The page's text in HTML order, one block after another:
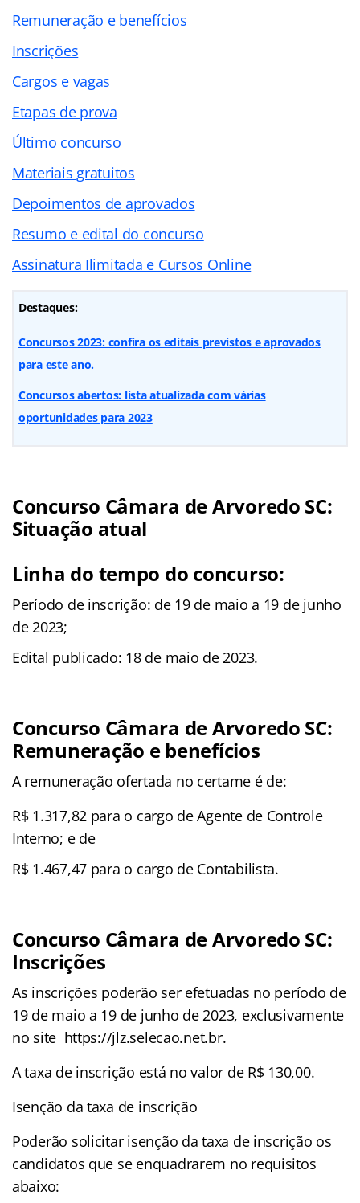
Remuneração e benefícios
Inscrições
Cargos e vagas
Etapas de prova
Último concurso
Materiais gratuitos
Depoimentos de aprovados
Resumo e edital do concurso
Assinatura Ilimitada e Cursos Online
Destaques:
Concursos 2023: confira os editais previstos e aprovados
para este ano.
Concursos abertos: lista atualizada com várias
oportunidades para 2023
Concurso Câmara de Arvoredo SC:
Situação atual
Linha do tempo do concurso:
Período de inscrição: de 19 de maio a 19 de junho
de 2023;
Edital publicado: 18 de maio de 2023.
Concurso Câmara de Arvoredo SC:
Remuneração e benefícios
A remuneração ofertada no certame é de:
R$ 1.317,82 para o cargo de Agente de Controle
Interno; e de
R$ 1.467,47 para o cargo de Contabilista.
Concurso Câmara de Arvoredo SC:
Inscrições
As inscrições poderão ser efetuadas no período de
19 de maio a 19 de junho de 2023, exclusivamente
no site https://jlz.selecao.net.br.
A taxa de inscrição está no valor de R$ 130,00.
Isenção da taxa de inscrição
Poderão solicitar isenção da taxa de inscrição os
candidatos que se enquadrarem no requisitos
abaixo: